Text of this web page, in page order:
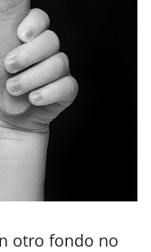
otro fondo no